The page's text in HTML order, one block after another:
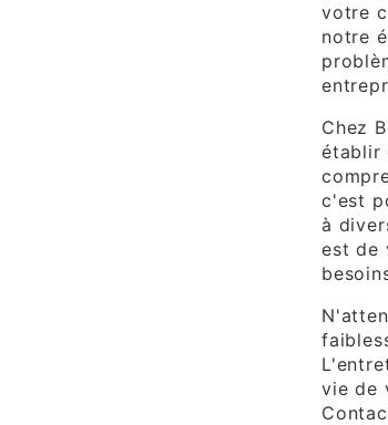
votre
notre
Chez
établir
c'est
à
est de
vie de